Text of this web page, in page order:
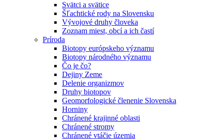
Svätci a svätice
Šľachtické rody na Slovensku
Vývojové druhy človeka
Zoznam miest, obcí a ich častí
Príroda
Biotopy európskeho významu
Biotopy národného významu
Čo je čo?
Dejiny Zeme
Delenie organizmov
Druhy biotopov
Geomorfologické členenie Slovenska
Horniny
Chránené krajinné oblasti
Chránené stromy
Chránené vtáčie územia